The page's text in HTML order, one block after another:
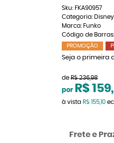
Sku: FKA90957
Categoria: Disney
Marca: Funko
Código de Barras:
PROMOÇÃO
Seja o primeira
de R$ 236,98
por R$
à vista R$ 155,10
Frete e